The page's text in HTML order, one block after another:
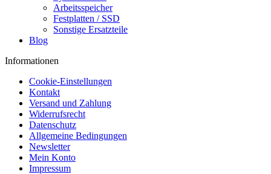
Arbeitsspeicher
Festplatten / SSD
Sonstige Ersatzteile
Blog
Informationen
Cookie-Einstellungen
Kontakt
Versand und Zahlung
Widerrufsrecht
Datenschutz
Allgemeine Bedingungen
Newsletter
Mein Konto
Impressum